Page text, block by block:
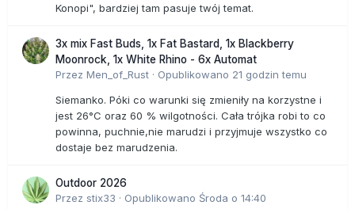
Konopi", bardziej tam pasuje twój temat.
3x mix Fast Buds, 1x Fat Bastard, 1x Blackberry
Moonrock, 1x White Rhino - 6x Automat
Przez Men_of_Rust · Opublikowano 21 godzin temu
Siemanko. Póki co warunki się zmieniły na korzystne i
jest 26°C oraz 60 % wilgotności. Cała trójka robi to co
powinna, puchnie,nie marudzi i przyjmuje wszystko co
dostaje bez marudzenia.
Outdoor 2026
Przez stix33 · Opublikowano Środa o 14:40